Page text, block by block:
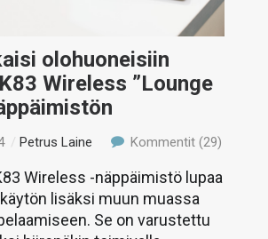
olohuoneisiin
Wireless ”Lounge
/Petrus Laine Kommentit (29)
Wireless -näppäimistö lupaa
lisäksi muun muassa
Se on varustettu